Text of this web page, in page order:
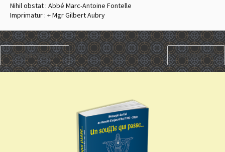
Nihil obstat : Abbé Marc-Antoine Fontelle
Imprimatur : + Mgr Gilbert Aubry
PRÉCÉDENT SUIVANT